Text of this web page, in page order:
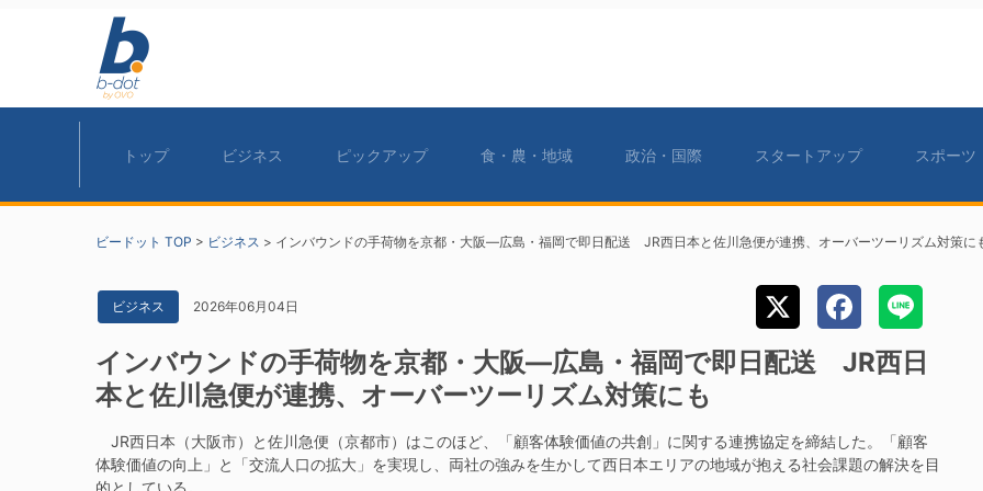
トップ ビジネス ピックアップ 食・農・地域 政治・国際 スタートアップ スポーツ
ビードット TOP > ビジネス > インバウンドの手荷物を京都・大阪―広島・福岡で即日配送 JR西日本と佐川急便が連携、オーバーツーリズム対策に
ビジネス 2026年06月04日
インバウンドの手荷物を京都・大阪―広島・福岡で即日配送 JR西日
本と佐川急便が連携、オーバーツーリズム対策にも
JR西日本（大阪市）と佐川急便（京都市）はこのほど、「顧客体験価値の共創」に関する連携協定を締結した。「顧客
体験価値の向上」と「交流人口の拡大」を実現し、両社の強みを生かして西日本エリアの地域が抱える社会課題の解決を目
的としている。